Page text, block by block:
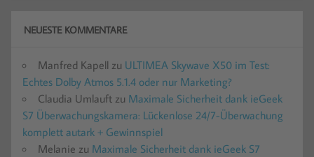
NEUESTE KOMMENTARE
Manfred Kapell zu ULTIMEA Skywave X50 im Test:
Echtes Dolby Atmos 5.1.4 oder nur Marketing?
Claudia Umlauft zu Maximale Sicherheit dank ieGeek
S7 Überwachungskamera: Lückenlose 24/7-Überwachung
komplett autark + Gewinnspiel
Melanie zu Maximale Sicherheit dank ieGeek S7